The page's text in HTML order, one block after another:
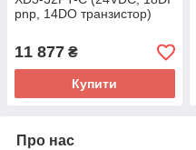
pnp, 14DO транзистор)
11 877 ₴
Купити
Про нас